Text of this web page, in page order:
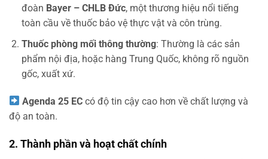
đoàn Bayer – CHLB Đức, một thương hiệu nổi tiếng
toàn cầu về thuốc bảo vệ thực vật và côn trùng.
Thuốc phòng mối thông thường: Thường là các sản
phẩm nội địa, hoặc hàng Trung Quốc, không rõ nguồn
gốc, xuất xứ.
Agenda 25 EC có độ tin cậy cao hơn về chất lượng và
độ an toàn.
2. Thành phần và hoạt chất chính